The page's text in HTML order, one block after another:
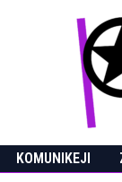
KOMUNIKEJI